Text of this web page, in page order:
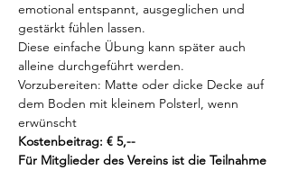
emotional entspannt, ausgeglichen und
gestärkt fühlen lassen.
Diese einfache Übung kann später auch
alleine durchgeführt werden.
Vorzubereiten: Matte oder dicke Decke auf
dem Boden mit kleinem Polsterl, wenn
erwünscht
Kostenbeitrag: € 5,--
Für Mitglieder des Vereins ist die Teilnahme